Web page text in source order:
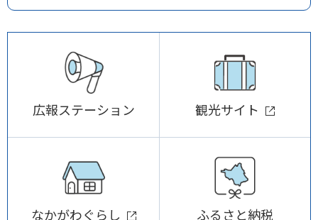
広報ステーション 観光サイト
なかがわぐらし ふるさと納税